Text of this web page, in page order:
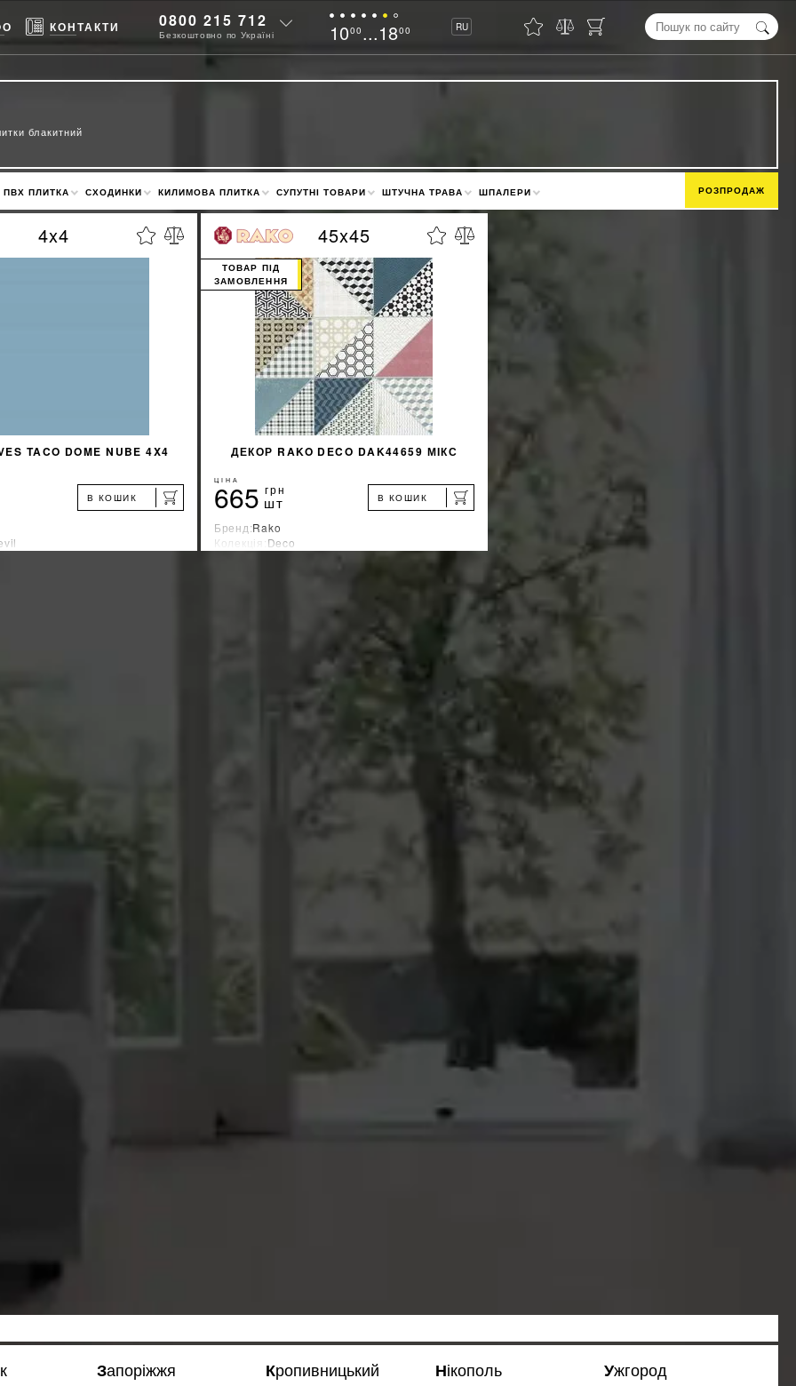
КОНТАКТИ 0800 215 712
Безкоштовно по Україні 1000 ...1800 RU
блакитний
ПВХ ПЛИТКА СХОДИНКИ КИЛИМОВА ПЛИТКА СУПУТНІ ТОВАРИ ШТУЧНА ТРАВА ШПАЛЕРИ РОЗПРОДАЖ
4x4
TACO DOME NUBE 4X4
В КОШИК
45x45
ДЕКОР RAKO DECO DAK44659 МІКС
ТОВАР ПІД
ЗАМОВЛЕННЯ
ЦІНА
665 грн
шт В КОШИК
Бренд:Rako
Колекція:Deco
КУПИТИ
Запоріжжя
Кропивницький
Нікополь
Ужгород